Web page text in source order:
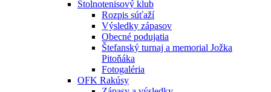
Stolnotenisový klub
Rozpis súťaží
Výsledky zápasov
Obecné podujatia
Štefanský turnaj a memorial Jožka
Pitoňáka
Fotogaléria
OFK Rakúsy